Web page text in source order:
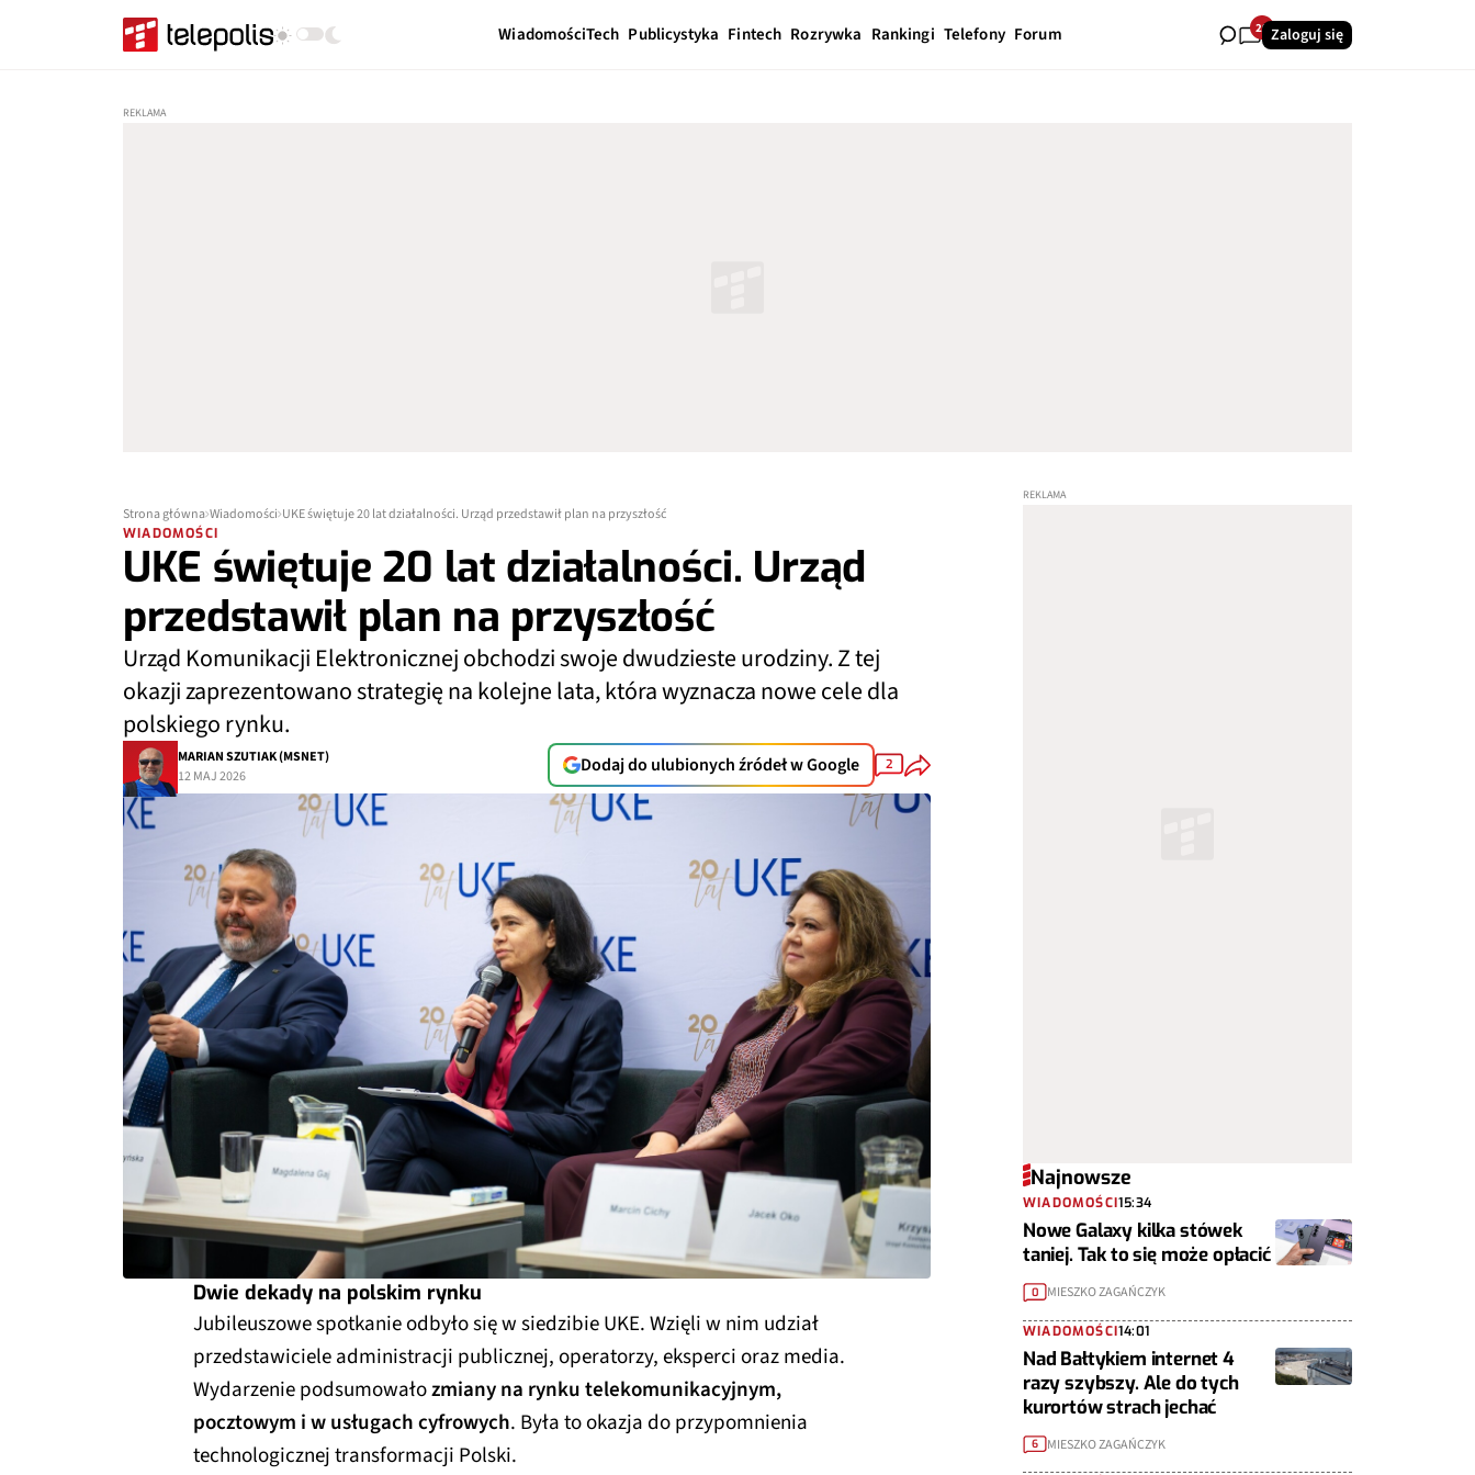
WiadomościTech Publicystyka Fintech Rozrywka Rankingi Telefony Forum 29Zaloguj się
Strona główna Wiadomości UKE świętuje 20 lat działalności. Urząd przedstawił plan na przyszłość
WIADOMOŚCI
UKE świętuje 20 lat działalności. Urząd
przedstawił plan na przyszłość
Urząd Komunikacji Elektronicznej obchodzi swoje dwudzieste urodziny. Z tej
okazji zaprezentowano strategię na kolejne lata, która wyznacza nowe cele dla
polskiego rynku.
MARIAN SZUTIAK (MSNET)
12 MAJ 2026
Dodaj do ulubionych źródeł w Google 2
Dwie dekady na polskim rynku
Jubileuszowe spotkanie odbyło się w siedzibie UKE. Wzięli w nim udział
przedstawiciele administracji publicznej, operatorzy, eksperci oraz media.
Wydarzenie podsumowałozmiany na rynku telekomunikacyjnym,
pocztowym i w usługach cyfrowych. Była to okazja do przypomnienia
technologicznej transformacji Polski.
Najnowsze
WIADOMOŚCI15:34
Nowe Galaxy kilka stówek
taniej. Tak to się może opłacić
0 MIESZKO ZAGAŃCZYK
WIADOMOŚCI14:01
Nad Bałtykiem internet 4
razy szybszy. Ale do tych
kurortów strach jechać
6 MIESZKO ZAGAŃCZYK